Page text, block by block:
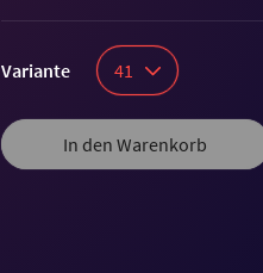
Variante 41
In den Warenkorb